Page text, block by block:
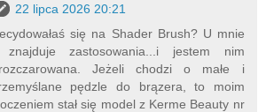
22 lipca 2026 20:21
się na Shader Brush? U mnie
zastosowania...i jestem nim
Jeżeli chodzi o małe i
pędzle do brązera, to moim
stał się model z Kerme Beauty nr